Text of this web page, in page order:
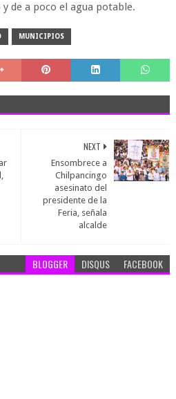
de a poco el agua potable.
MUNICIPIOS
NEXT
Ensombrece a
Chilpancingo
asesinato del
presidente de la
Feria, señala
alcalde
BLOGGER DISQUS FACEBOOK